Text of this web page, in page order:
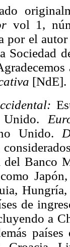
vol 1,
por el
Sociedad
[NdE].
Unido.
del Banco
de
a